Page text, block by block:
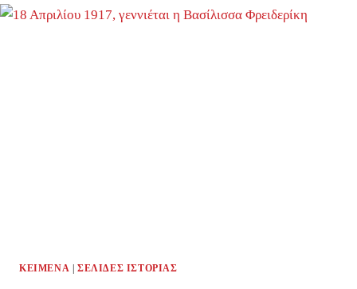
ΚΕΊΜΕΝΑ ΣΕΛΊΔΕΣ ΙΣΤΟΡΊΑΣ